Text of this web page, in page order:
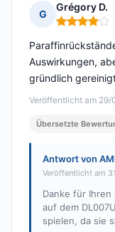
G
Grégory D.
Hinweis: 4
Veröffentlicht am 29/
Auswirkungen,
gründlich
Übersetzte
Antwort von
Veröffentlicht am
Danke für
auf dem
spielen, da sie